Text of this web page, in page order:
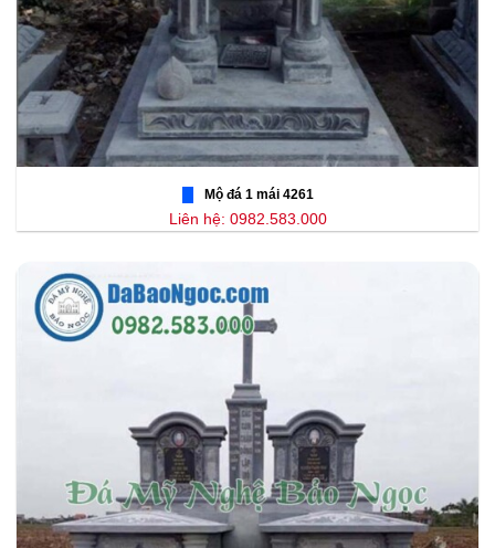
Mộ đá 1 mái 4261
Liên hệ: 0982.583.000